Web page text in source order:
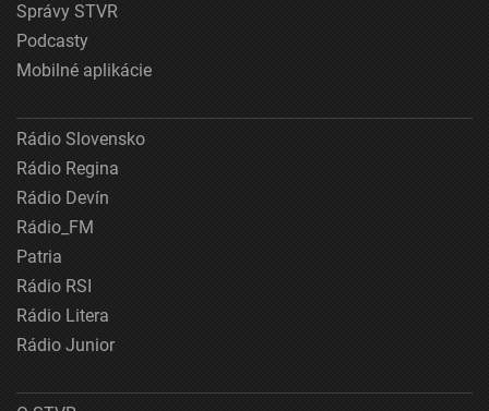
Správy STVR
Podcasty
Mobilné aplikácie
Rádio Slovensko
Rádio Regina
Rádio Devín
Rádio_FM
Patria
Rádio RSI
Rádio Litera
Rádio Junior